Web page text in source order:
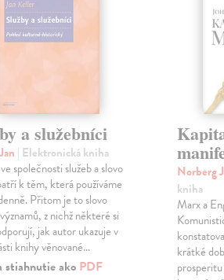
a služebníci
| Elektronická kniha
společnosti služeb a slovo
k těm, která používáme
Přitom je to slovo
z nichž některé si
jak autor ukazuje v
knihy věnované…
stiahnutie ako PDF
Norberg
kniha
Marx a
krátké